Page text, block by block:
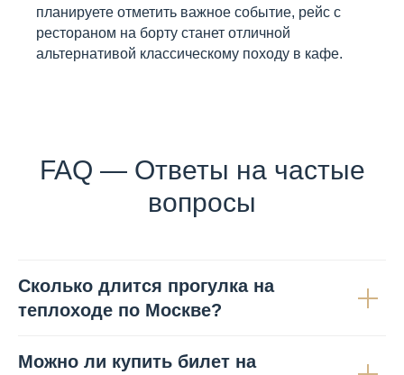
планируете отметить важное событие, рейс с
рестораном на борту станет отличной
альтернативой классическому походу в кафе.
FAQ — Ответы на частые
вопросы
Сколько длится прогулка на
теплоходе по Москве?
Можно ли купить билет на